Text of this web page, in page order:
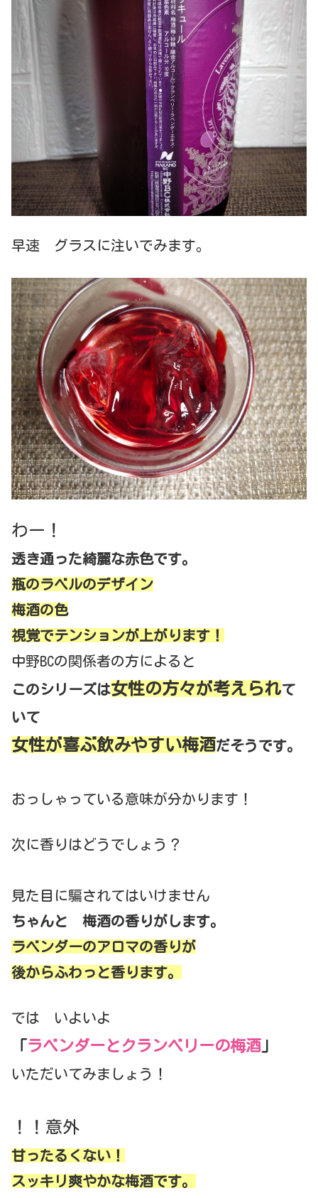
早速 グラスに注いでみます。
わー！
透き通った綺麗な赤色です。
瓶のラベルのデザイン
梅酒の色
視覚でテンションが上がります！
中野BCの関係者の方によると
このシリーズは女性の方々が考えられて
いて
女性が喜ぶ飲みやすい梅酒だそうです。
おっしゃっている意味が分かります！
次に香りはどうでしょう？
見た目に騙されてはいけません
ちゃんと 梅酒の香りがします。
ラベンダーのアロマの香りが
後からふわっと香ります。
では いよいよ
ラベンダーとクランベリーの梅酒
いただいてみましょう！
！！意外
甘ったるくない！
スッキリ爽やかな梅酒です。